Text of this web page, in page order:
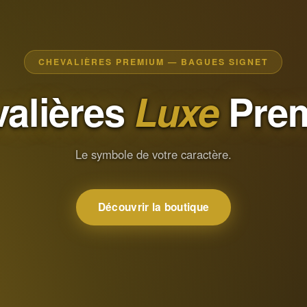
CHEVALIÈRES PREMIUM — BAGUES SIGNET
Luxe
Le symbole de votre caractère.
Découvrir la boutique